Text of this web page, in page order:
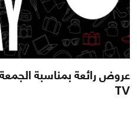
عروض رائعة بمناسبة
TV